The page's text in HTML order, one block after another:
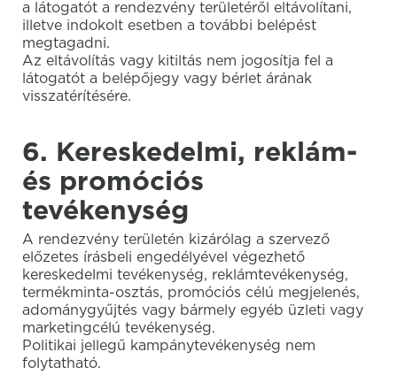
a látogatót a rendezvény területéről eltávolítani,
illetve indokolt esetben a további belépést
megtagadni.
Az eltávolítás vagy kitiltás nem jogosítja fel a
látogatót a belépőjegy vagy bérlet árának
visszatérítésére.
6. Kereskedelmi, reklám-
és promóciós
tevékenység
A rendezvény területén kizárólag a szervező
előzetes írásbeli engedélyével végezhető
kereskedelmi tevékenység, reklámtevékenység,
termékminta-osztás, promóciós célú megjelenés,
adománygyűjtés vagy bármely egyéb üzleti vagy
marketingcélú tevékenység.
Politikai jellegű kampánytevékenység nem
folytatható.